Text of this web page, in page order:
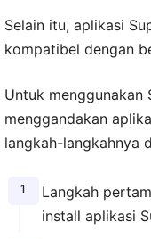
Selain itu, aplikasi
kompatibel dengan
Untuk menggunakan
menggandakan
langkah-langkahnya
Langkah
install aplikasi